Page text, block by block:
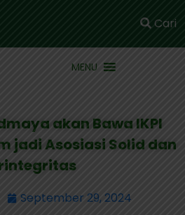
Cari
MENU
akan Bawa IKPI
jadi Asosiasi Solid dan
September 29, 2024